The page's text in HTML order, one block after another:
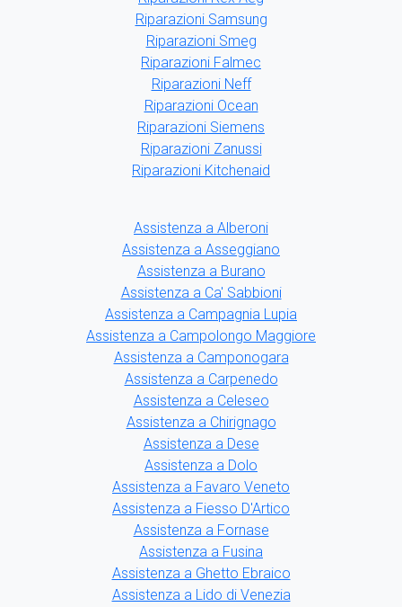
Riparazioni Samsung
Riparazioni Smeg
Riparazioni Falmec
Riparazioni Neff
Riparazioni Ocean
Riparazioni Siemens
Riparazioni Zanussi
Riparazioni Kitchenaid
Assistenza a Alberoni
Assistenza a Asseggiano
Assistenza a Burano
Assistenza a Ca' Sabbioni
Assistenza a Campagnia Lupia
Assistenza a Campolongo Maggiore
Assistenza a Camponogara
Assistenza a Carpenedo
Assistenza a Celeseo
Assistenza a Chirignago
Assistenza a Dese
Assistenza a Dolo
Assistenza a Favaro Veneto
Assistenza a Fiesso D'Artico
Assistenza a Fornase
Assistenza a Fusina
Assistenza a Ghetto Ebraico
Assistenza a Lido di Venezia